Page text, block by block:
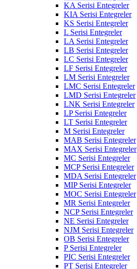
KA Serisi Entegreler
KIA Serisi Entegreler
KS Serisi Entegreler
L Serisi Entegreler
LA Serisi Entegreler
LB Serisi Entegreler
LC Serisi Entegreler
LF Serisi Entegreler
LM Serisi Entegreler
LMC Serisi Entegreler
LMD Serisi Entegreler
LNK Serisi Entegreler
LP Serisi Entegreler
LT Serisi Entegreler
M Serisi Entegreler
MAB Serisi Entegreler
MAX Serisi Entegreler
MC Serisi Entegreler
MCP Serisi Entegreler
MDA Serisi Entegreler
MIP Serisi Entegreler
MOC Serisi Entegreler
MR Serisi Entegreler
NCP Serisi Entegreler
NE Serisi Entegreler
NJM Serisi Entegreler
OB Serisi Entegreler
P Serisi Entegreler
PIC Serisi Entegreler
PT Serisi Entegreler